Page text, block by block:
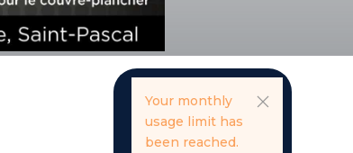
Your monthly
usage limit has
been reached.